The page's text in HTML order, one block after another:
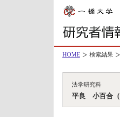
HOME 検索結果
法学研究科
平良 小百合